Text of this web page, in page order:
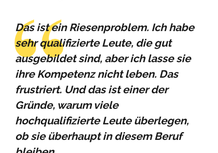
Das ist ein Riesenproblem. Ich habe
sehr qualifizierte Leute, die gut
ausgebildet sind, aber ich lasse sie
ihre Kompetenz nicht leben. Das
frustriert. Und das ist einer der
Gründe, warum viele
hochqualifizierte Leute überlegen,
ob sie überhaupt in diesem Beruf